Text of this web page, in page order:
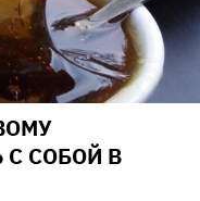
СОБОЙ В